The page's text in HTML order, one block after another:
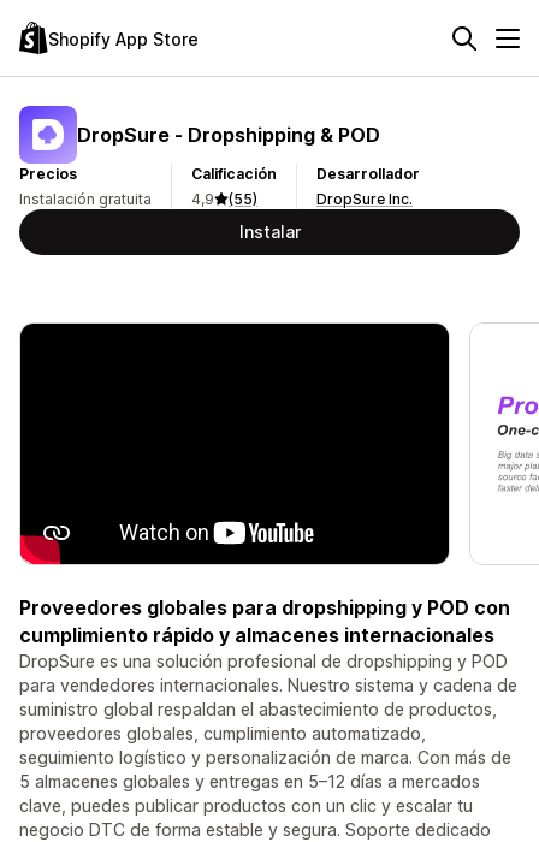
Shopify App Store
DropSure ‑ Dropshipping & POD
Precios
Instalación gratuita
Calificación
4,9
(55)
Desarrollador
DropSure Inc.
Instalar
Proveedores globales para dropshipping y POD con
cumplimiento rápido y almacenes internacionales
DropSure es una solución profesional de dropshipping y POD
para vendedores internacionales. Nuestro sistema y cadena de
suministro global respaldan el abastecimiento de productos,
proveedores globales, cumplimiento automatizado,
seguimiento logístico y personalización de marca. Con más de
5 almacenes globales y entregas en 5–12 días a mercados
clave, puedes publicar productos con un clic y escalar tu
negocio DTC de forma estable y segura. Soporte dedicado